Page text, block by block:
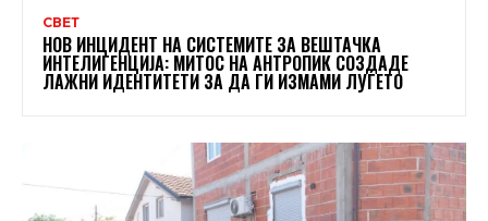
СВЕТ
НОВ ИНЦИДЕНТ НА СИСТЕМИТЕ ЗА ВЕШТАЧКА
ИНТЕЛИГЕНЦИЈА: МИТОС НА АНТРОПИК СОЗДАДЕ
ЛАЖНИ ИДЕНТИТЕТИ ЗА ДА ГИ ИЗМАМИ ЛУЃЕТО